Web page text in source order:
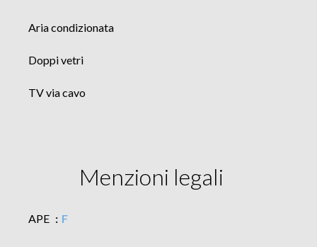
Aria condizionata
Doppi vetri
TV via cavo
Menzioni legali
APE F